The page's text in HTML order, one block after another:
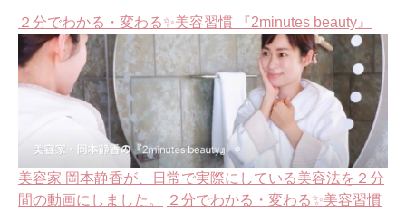
２分でわかる・変わる✨美容習慣 『2minutes beauty』
美容家 岡本静香が、日常で実際にしている美容法を２分
間の動画にしました。
２分でわかる・変わる✨美容習慣